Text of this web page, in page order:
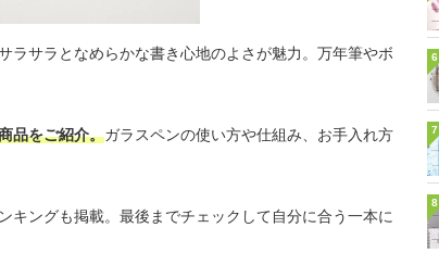
ラサラとなめらかな書き心地のよさが魅力。万年筆やボ
品をご紹介。ガラスペンの使い方や仕組み、お手入れ方
キングも掲載。最後までチェックして自分に合う一本に
6
7
8